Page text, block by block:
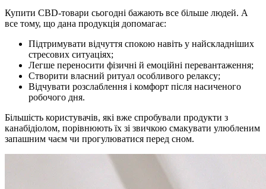
Купити CBD-товари сьогодні бажають все більше людей. А
все тому, що дана продукція допомагає:
Підтримувати відчуття спокою навіть у найскладніших
стресових ситуаціях;
Легше переносити фізичні й емоційні перевантаження;
Створити власний ритуал особливого релаксу;
Відчувати розслаблення і комфорт після насиченого
робочого дня.
Більшість користувачів, які вже спробували продукти з
канабідіолом, порівнюють їх зі звичкою смакувати улюбленим
запашним чаєм чи прогулюватися перед сном.